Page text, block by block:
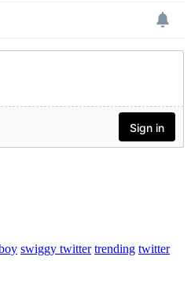
swiggy twitter trending twitter